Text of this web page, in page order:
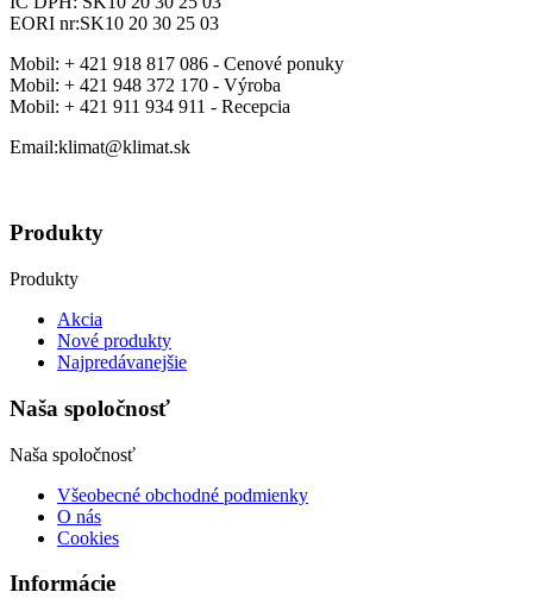
EORI nr:SK10 20 30 25 03
Mobil: + 421 918 817 086 - Cenové ponuky
Mobil: + 421 948 372 170 - Výroba
Mobil: + 421 911 934 911 - Recepcia
Email:klimat@klimat.sk
Produkty
Produkty
Akcia
Nové produkty
Najpredávanejšie
Naša spoločnosť
Naša spoločnosť
Všeobecné obchodné podmienky
O nás
Cookies
Informácie